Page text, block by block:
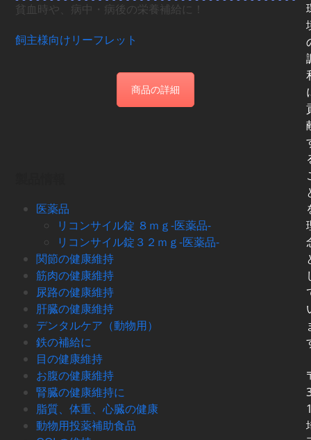
貧血時や、病中・病後の栄養補給に！
飼主様向けリーフレット
商品の詳細
医薬品
リコンサイル錠 ８ｍｇ-医薬品-
リコンサイル錠３２ｍｇ-医薬品-
関節の健康維持
筋肉の健康維持
尿路の健康維持
肝臓の健康維持
デンタルケア（動物用）
鉄の補給に
目の健康維持
お腹の健康維持
腎臓の健康維持に
脂質、体重、心臓の健康
動物用投薬補助食品